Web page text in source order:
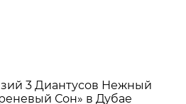
3 Диантусов Нежный
Сон» в Дубае